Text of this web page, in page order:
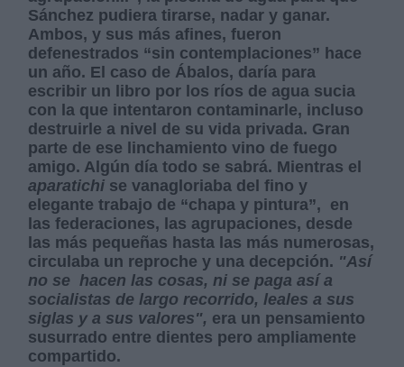
Sánchez pudiera tirarse, nadar y ganar.
Ambos, y sus más afines, fueron
defenestrados “sin contemplaciones” hace
un año. El caso de Ábalos, daría para
escribir un libro por los ríos de agua sucia
con la que intentaron contaminarle, incluso
destruirle a nivel de su vida privada. Gran
parte de ese linchamiento vino de fuego
amigo. Algún día todo se sabrá. Mientras el
aparatichi se vanagloriaba del fino y
elegante trabajo de “chapa y pintura”, en
las federaciones, las agrupaciones, desde
las más pequeñas hasta las más numerosas,
circulaba un reproche y una decepción. "Así
no se hacen las cosas, ni se paga así a
socialistas de largo recorrido, leales a sus
siglas y a sus valores", era un pensamiento
susurrado entre dientes pero ampliamente
compartido.